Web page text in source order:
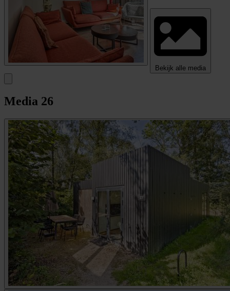
Bekijk alle media
Media 26